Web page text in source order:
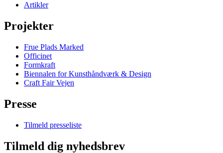
Artikler
Projekter
Frue Plads Marked
Officinet
Formkraft
Biennalen for Kunsthåndværk & Design
Craft Fair Vejen
Presse
Tilmeld presseliste
Tilmeld dig nyhedsbrev